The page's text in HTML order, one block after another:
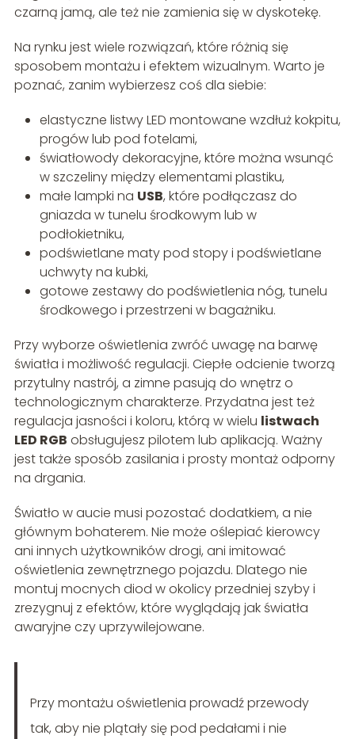
czarną jamą, ale też nie zamienia się w dyskotekę.
Na rynku jest wiele rozwiązań, które różnią się
sposobem montażu i efektem wizualnym. Warto je
poznać, zanim wybierzesz coś dla siebie:
elastyczne listwy LED montowane wzdłuż kokpitu,
progów lub pod fotelami,
światłowody dekoracyjne, które można wsunąć
w szczeliny między elementami plastiku,
małe lampki na USB, które podłączasz do
gniazda w tunelu środkowym lub w
podłokietniku,
podświetlane maty pod stopy i podświetlane
uchwyty na kubki,
gotowe zestawy do podświetlenia nóg, tunelu
środkowego i przestrzeni w bagażniku.
Przy wyborze oświetlenia zwróć uwagę na barwę
światła i możliwość regulacji. Ciepłe odcienie tworzą
przytulny nastrój, a zimne pasują do wnętrz o
technologicznym charakterze. Przydatna jest też
regulacja jasności i koloru, którą w wielu listwach
LED RGB obsługujesz pilotem lub aplikacją. Ważny
jest także sposób zasilania i prosty montaż odporny
na drgania.
Światło w aucie musi pozostać dodatkiem, a nie
głównym bohaterem. Nie może oślepiać kierowcy
ani innych użytkowników drogi, ani imitować
oświetlenia zewnętrznego pojazdu. Dlatego nie
montuj mocnych diod w okolicy przedniej szyby i
zrezygnuj z efektów, które wyglądają jak światła
awaryjne czy uprzywilejowane.
Przy montażu oświetlenia prowadź przewody
tak, aby nie plątały się pod pedałami i nie